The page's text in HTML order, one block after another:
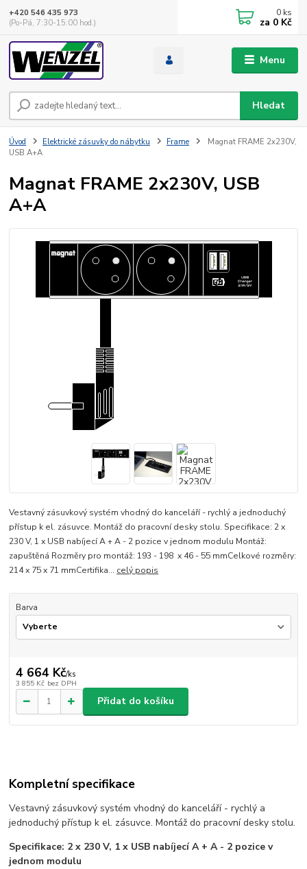
Menu
Hledat
+420 546 435 973
(Po-Pá, 7:30-15:00 hod.)
0 ks
za 0 Kč
Úvod Elektrické zásuvky do nábytku Frame
Magnat FRAME 2x230V,
USB A+A
Magnat FRAME 2x230V, USB
A+A
Vestavný zásuvkový systém vhodný do kanceláří - rychlý a jednoduchý
přístup k el. zásuvce. Montáž do pracovní desky stolu. Specifikace: 2 x
230 V, 1 x USB nabíjecí A + A - 2 pozice v jednom modulu Montáž:
zapuštěná Rozměry pro montáž: 193 - 198 x 46 - 55 mmCelkové rozměry:
214 x 75 x 71 mmCertifika... celý popis
Barva
4 664 Kč/ks
3 855 Kč bez DPH
Přidat do košíku
Kompletní specifikace
Vestavný zásuvkový systém vhodný do kanceláří - rychlý a
jednoduchý přístup k el. zásuvce. Montáž do pracovní desky stolu.
Specifikace: 2 x 230 V, 1 x USB nabíjecí A + A - 2 pozice v
jednom modulu